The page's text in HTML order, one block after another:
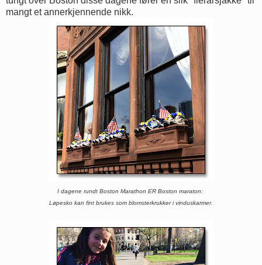
mangt et annerkjennende nikk.
I dagene rundt Boston Marathon ER Boston maraton:
Løpesko kan fint brukes som blomsterkrukker i vinduskarmer.